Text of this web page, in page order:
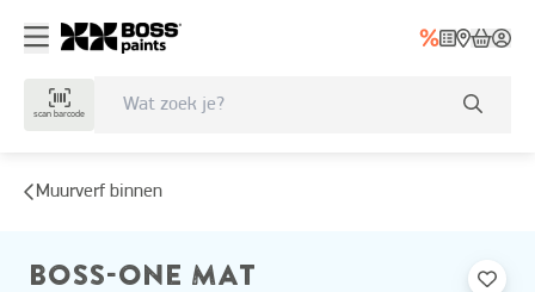
scan barcode
Muurverf binnen
BOSS-ONE MAT